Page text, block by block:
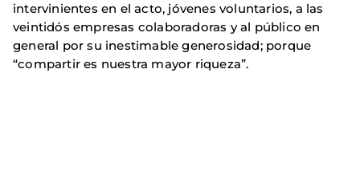
intervinientes en el acto, jóvenes voluntarios, a las
veintidós empresas colaboradoras y al público en
general por su inestimable generosidad; porque
“compartir es nuestra mayor riqueza”.